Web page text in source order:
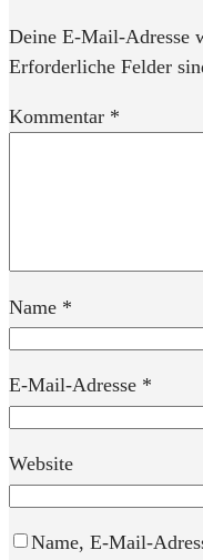
Deine E-Mail-Adresse
Erforderliche Felder
Kommentar *
Name *
E-Mail-Adresse *
Website
Name, E-Mail-